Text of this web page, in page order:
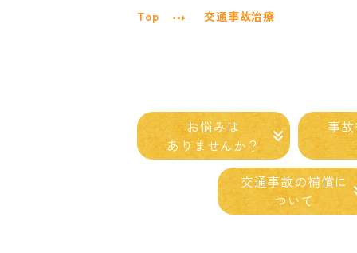
Top 交通事故治療
お悩みは
ありませんか？
事
交通事故の補償に
ついて